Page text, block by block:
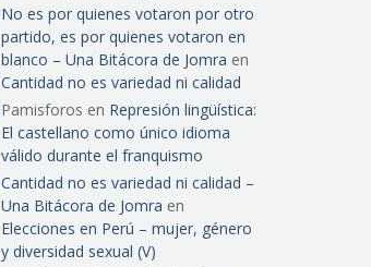
No es por quienes votaron por otro
partido, es por quienes votaron en
blanco – Una Bitácora de Jomra en
Cantidad no es variedad ni calidad
Pamisforos en Represión lingüística:
El castellano como único idioma
válido durante el franquismo
Cantidad no es variedad ni calidad –
Una Bitácora de Jomra en
Elecciones en Perú – mujer, género
y diversidad sexual (V)